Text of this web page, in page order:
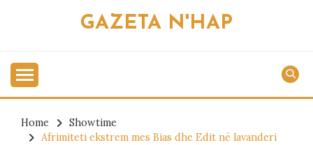
GAZETA N'HAP
Home
Showtime
Afrimiteti ekstrem mes Bias dhe Edit në lavanderi